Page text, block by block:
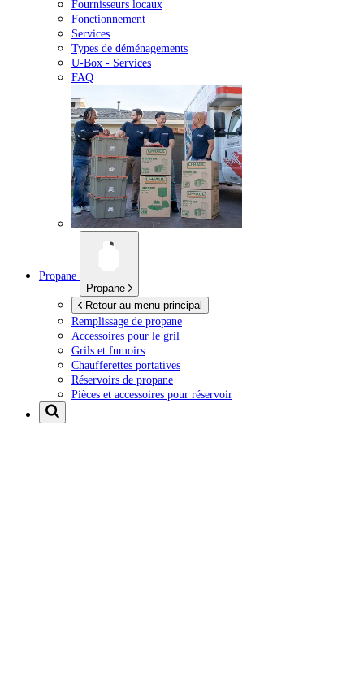
Fournisseurs locaux
Fonctionnement
Services
Types de déménagements
U-Box - Services
FAQ
Propane
Propane
Retour au menu principal
Remplissage de propane
Accessoires pour le gril
Grils et fumoirs
Chaufferettes portatives
Réservoirs de propane
Pièces et accessoires pour réservoir